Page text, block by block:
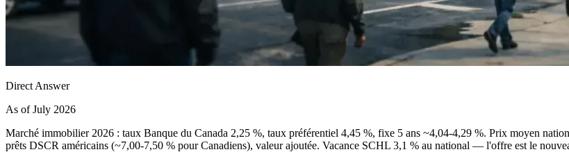
Direct Answer
As of July 2026
Marché immobilier 2026 : taux Banque du Canada 2,25 %, taux préférentiel 4,45 %, fixe 5 ans ~4,04-4,29 %. Prix moyen
prêts DSCR américains (~7,00-7,50 % pour Canadiens), valeur ajoutée. Vacance SCHL 3,1 % au national — l'offre est le